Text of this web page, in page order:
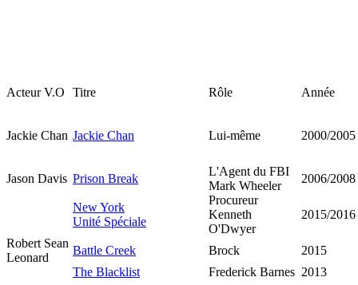
Acteur V.O Titre Rôle Année
Jackie Chan Jackie Chan Lui-même 2000/2005
Jason Davis Prison Break
L'Agent du FBI
Mark Wheeler
2006/2008
Robert Sean
Leonard
New York
Unité Spéciale
Procureur
Kenneth
O'Dwyer
2015/2016
Battle Creek Brock
2015
The Blacklist
Frederick Barnes 2013